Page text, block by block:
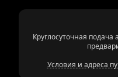
Круглосуточная
Условия и адреса